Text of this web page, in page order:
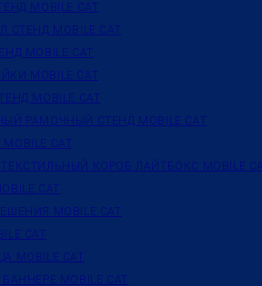
MOBILE CAT
СТЕНД MOBILE CAT
MOBILE CAT
MOBILE CAT
MOBILE CAT
РАМОЧНЫЙ СТЕНД MOBILE CAT
CAT
КОРОБ ЛАЙТБОКС MOBILE
CAT
MOBILE CAT
CAT
MOBILE CAT
MOBILE CAT